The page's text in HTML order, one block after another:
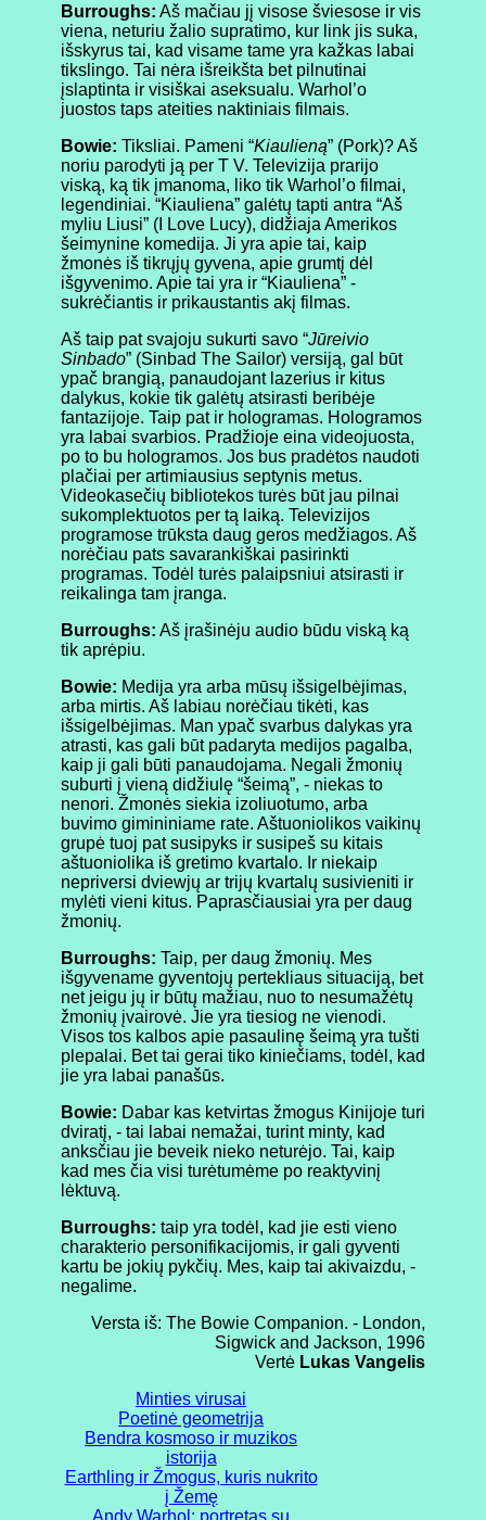
Burroughs: Aš mačiau jį visose šviesose ir vis
viena, neturiu žalio supratimo, kur link jis suka,
išskyrus tai, kad visame tame yra kažkas labai
tikslingo. Tai nėra išreikšta bet pilnutinai
įslaptinta ir visiškai aseksualu. Warhol’o
juostos taps ateities naktiniais filmais.
Bowie: Tiksliai. Pameni “Kiaulieną” (Pork)? Aš
noriu parodyti ją per T V. Televizija prarijo
viską, ką tik įmanoma, liko tik Warhol’o filmai,
legendiniai. “Kiauliena” galėtų tapti antra “Aš
myliu Liusi” (I Love Lucy), didžiaja Amerikos
šeimynine komedija. Ji yra apie tai, kaip
žmonės iš tikrųjų gyvena, apie grumtį dėl
išgyvenimo. Apie tai yra ir “Kiauliena” -
sukrėčiantis ir prikaustantis akį filmas.
Aš taip pat svajoju sukurti savo “Jūreivio
Sinbado” (Sinbad The Sailor) versiją, gal būt
ypač brangią, panaudojant lazerius ir kitus
dalykus, kokie tik galėtų atsirasti beribėje
fantazijoje. Taip pat ir hologramas. Hologramos
yra labai svarbios. Pradžioje eina videojuosta,
po to bu hologramos. Jos bus pradėtos naudoti
plačiai per artimiausius septynis metus.
Videokasečių bibliotekos turės būt jau pilnai
sukomplektuotos per tą laiką. Televizijos
programose trūksta daug geros medžiagos. Aš
norėčiau pats savarankiškai pasirinkti
programas. Todėl turės palaipsniui atsirasti ir
reikalinga tam įranga.
Burroughs: Aš įrašinėju audio būdu viską ką
tik aprėpiu.
Bowie: Medija yra arba mūsų išsigelbėjimas,
arba mirtis. Aš labiau norėčiau tikėti, kas
išsigelbėjimas. Man ypač svarbus dalykas yra
atrasti, kas gali būt padaryta medijos pagalba,
kaip ji gali būti panaudojama. Negali žmonių
suburti į vieną didžiulę “šeimą”, - niekas to
nenori. Žmonės siekia izoliuotumo, arba
buvimo gimininiame rate. Aštuoniolikos vaikinų
grupė tuoj pat susipyks ir susipeš su kitais
aštuoniolika iš gretimo kvartalo. Ir niekaip
nepriversi dviewjų ar trijų kvartalų susivieniti ir
mylėti vieni kitus. Paprasčiausiai yra per daug
žmonių.
Burroughs: Taip, per daug žmonių. Mes
išgyvename gyventojų pertekliaus situaciją, bet
net jeigu jų ir būtų mažiau, nuo to nesumažėtų
žmonių įvairovė. Jie yra tiesiog ne vienodi.
Visos tos kalbos apie pasaulinę šeimą yra tušti
plepalai. Bet tai gerai tiko kiniečiams, todėl, kad
jie yra labai panašūs.
Bowie: Dabar kas ketvirtas žmogus Kinijoje turi
dviratį, - tai labai nemažai, turint minty, kad
anksčiau jie beveik nieko neturėjo. Tai, kaip
kad mes čia visi turėtumėme po reaktyvinį
lėktuvą.
Burroughs: taip yra todėl, kad jie esti vieno
charakterio personifikacijomis, ir gali gyventi
kartu be jokių pykčių. Mes, kaip tai akivaizdu, -
negalime.
Versta iš: The Bowie Companion. - London,
Sigwick and Jackson, 1996
Vertė Lukas Vangelis
Minties virusai
Poetinė geometrija
Bendra kosmoso ir muzikos
istorija
Earthling ir Žmogus, kuris nukrito
į Žemę
Andy Warhol: portretas su